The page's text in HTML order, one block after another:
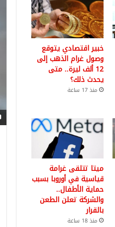
خبير اقتصادي يتوقع
وصول غرام الذهب إلى
12 ألف ليرة.. متى
يحدث ذلك؟
منذ 17 ساعة
ميتا تتلقى غرامة
قياسية في أوروبا بسبب
حماية الأطفال..
والشركة تعلن الطعن
بالقرار
منذ 18 ساعة